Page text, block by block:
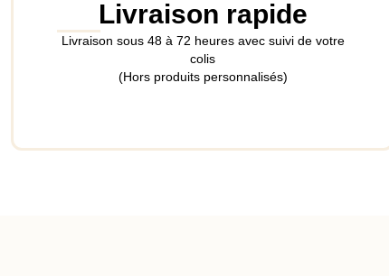
Livraison rapide
Livraison sous 48 à 72 heures avec suivi de votre
colis
(Hors produits personnalisés)